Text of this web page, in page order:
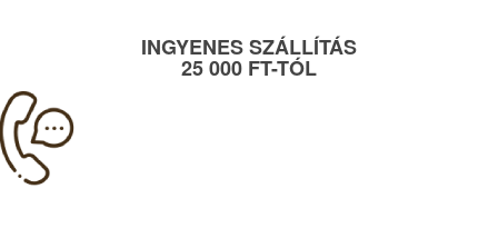
INGYENES SZÁLLÍTÁS
25 000 FT-TÓL